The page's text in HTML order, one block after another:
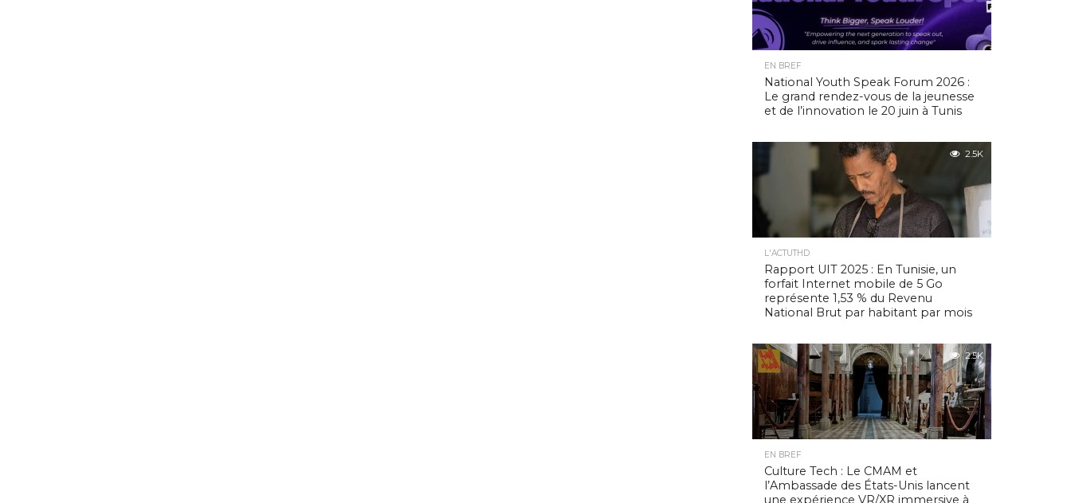
EN BREF
National Youth Speak Forum 2026 :
Le grand rendez-vous de la jeunesse
et de l’innovation le 20 juin à Tunis
2.5K
L'ACTUTHD
Rapport UIT 2025 : En Tunisie, un
forfait Internet mobile de 5 Go
représente 1,53 % du Revenu
National Brut par habitant par mois
2.5K
EN BREF
Culture Tech : Le CMAM et
l’Ambassade des États-Unis lancent
une expérience VR/XR immersive à